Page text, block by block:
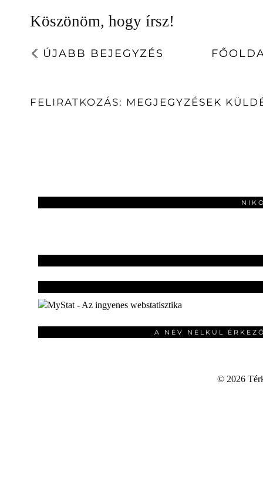
Köszönöm, hogy írsz!
ÚJABB BEJEGYZÉS
FELIRATKOZÁS: MEGJEGYZÉSEK
A NÉV NÉLKÜL
© 2026